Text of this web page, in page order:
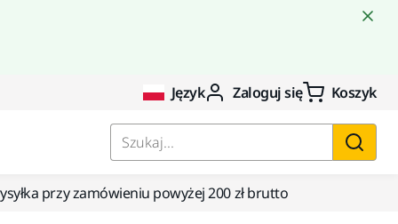
Język Zaloguj się Koszyk
Szukaj...
przy zamówieniu powyżej 200 zł brutto